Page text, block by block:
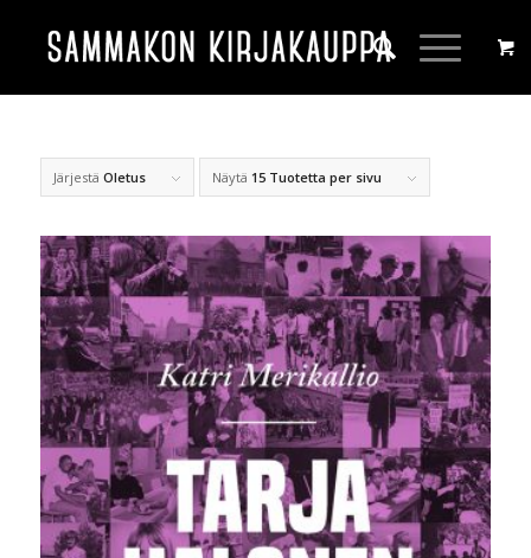
Järjestä Oletus Näytä 15 Tuotetta per sivu